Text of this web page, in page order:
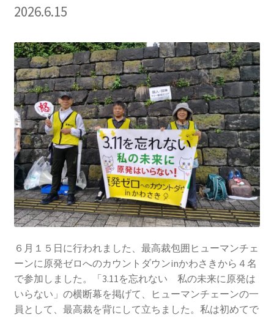
2014.3.16 第３回原発ゼロへのカウントダウンinかわ
2014.10.13 「今こそ９条inかわさき」大集会 第二分
科会【原発は人権問題だ】 福島からの発言
2022.3.13 第11回原発ゼロへのカウントダウンinかわ
さき 集会
2015.3.8 第4回原発ゼロへのカウントダウンinかわさ
き 集会
2016.1.31 日本と原発上映会＆講演会
2016.3 .13 第5回原発ゼロへのカウントダウンinかわさ
き 集会
2017.3.12 第6回原発ゼロへのカウントダウンinかわさ
き 集会
2026.6.15
６月１５日に行われました、最高裁包囲ヒューマンチェ
ーンに原発ゼロへのカウントダウンinかわさきから４名
で参加しました。「3.11を忘れない 私の未来に原発は
いらない」の横断幕を掲げて、ヒューマンチェーンの一
員として、最高裁を背にして立ちました。私は初めてで